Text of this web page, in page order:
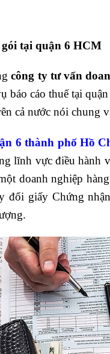
tại quận 6 HCM
công ty tư vấn
báo cáo thuế tại
cả nước nói chung
6 thành phố Hồ
lĩnh vực điều
doanh nghiệp
đổi giấy Chứng